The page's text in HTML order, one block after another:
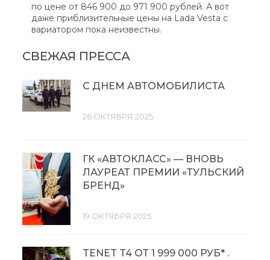
по цене от 846 900 до 971 900 рублей. А вот
даже приблизительные цены на Lada Vesta с
вариатором пока неизвестны.
СВЕЖАЯ ПРЕССА
С ДНЕМ АВТОМОБИЛИСТА
26 ОКТЯБРЯ 2025
ГК «АВТОКЛАСС» — ВНОВЬ
ЛАУРЕАТ ПРЕМИИ «ТУЛЬСКИЙ
БРЕНД»
19 ОКТЯБРЯ 2025
TENET T4 ОТ 1 999 000 РУБ* .